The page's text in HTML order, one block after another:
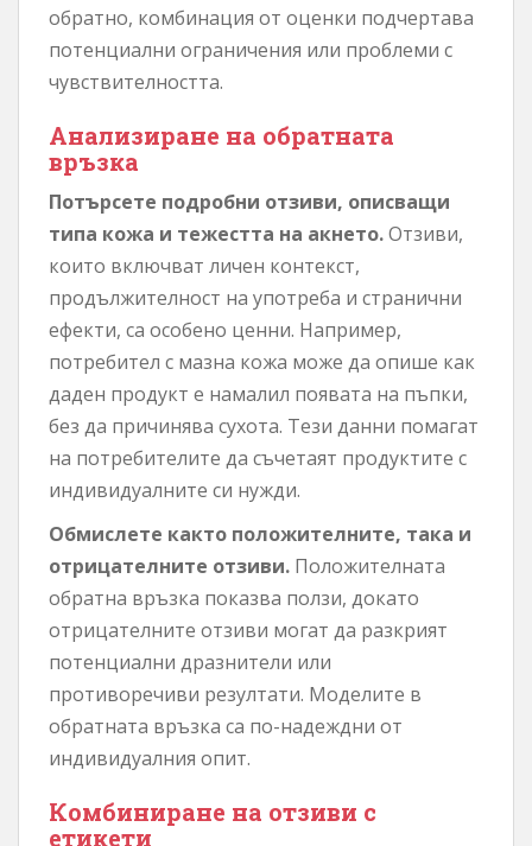
обратно, комбинация от оценки подчертава
потенциални ограничения или проблеми с
чувствителността.
Анализиране на обратната
връзка
Потърсете подробни отзиви, описващи
типа кожа и тежестта на акнето.Отзиви,
които включват личен контекст,
продължителност на употреба и странични
ефекти, са особено ценни. Например,
потребител с мазна кожа може да опише как
даден продукт е намалил появата на пъпки,
без да причинява сухота. Тези данни помагат
на потребителите да съчетаят продуктите с
индивидуалните си нужди.
Обмислете както положителните, така и
отрицателните отзиви. Положителната
обратна връзка показва ползи, докато
отрицателните отзиви могат да разкрият
потенциални дразнители или
противоречиви резултати. Моделите в
обратната връзка са по-надеждни от
индивидуалния опит.
Комбиниране на отзиви с
етикети